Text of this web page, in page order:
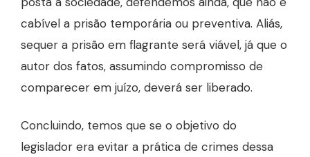
cabível a prisão temporária ou preventiva. Aliás,
sequer a prisão em flagrante será viável, já que o
autor dos fatos, assumindo compromisso de
comparecer em juízo, deverá ser liberado.
Concluindo, temos que se o objetivo do
legislador era evitar a prática de crimes dessa